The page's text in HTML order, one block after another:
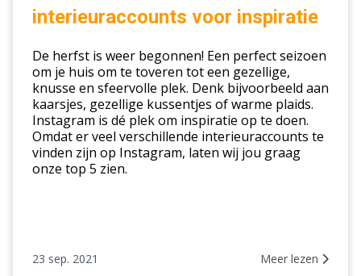
inspiratie
interieuraccounts voor inspiratie
De herfst is weer begonnen! Een perfect seizoen
om je huis om te toveren tot een gezellige,
knusse en sfeervolle plek. Denk bijvoorbeeld aan
kaarsjes, gezellige kussentjes of warme plaids.
Instagram is dé plek om inspiratie op te doen.
Omdat er veel verschillende interieuraccounts te
vinden zijn op Instagram, laten wij jou graag
onze top 5 zien.
23 sep. 2021 Meer lezen